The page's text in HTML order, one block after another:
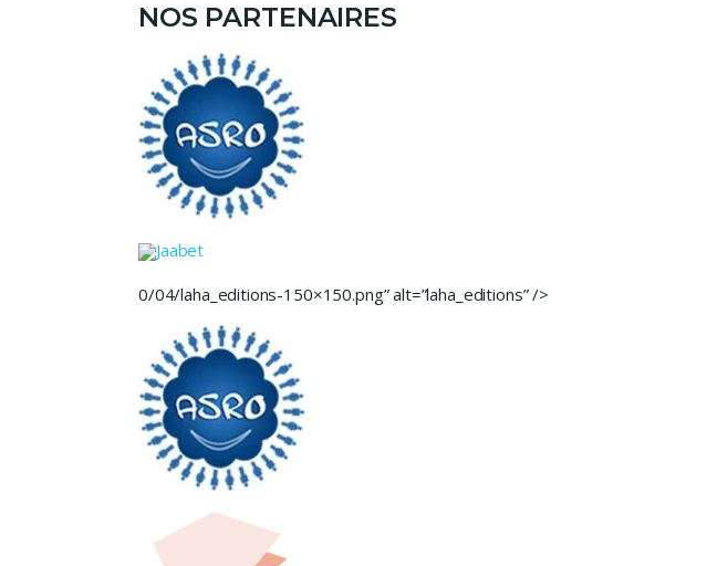
NOS PARTENAIRES
Jaabet
0/04/laha_editions-150×150.png” alt=”laha_editions” />